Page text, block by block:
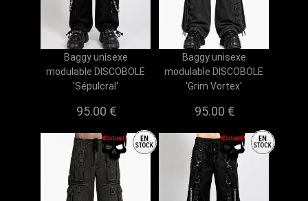
Baggy unisexe
modulable DISCOBOLE
'Sépulcral'
95.00 €
Baggy unisexe
modulable DISCOBOLE
'Grim Vortex'
95.00 €